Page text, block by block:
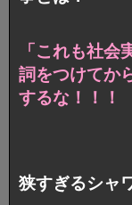
「これも社
詞をつけてか
するな！！！
狭すぎるシャ